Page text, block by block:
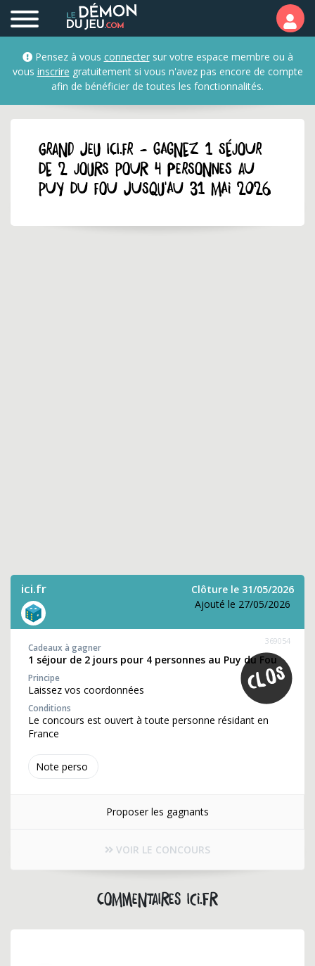
Pensez à vous connectersur votre espace membre ou à
vous inscrire gratuitement si vous n'avez pas encore de compte
afin de bénéficier de toutes les fonctionnalités.
GRAND JEU ici.fr - Gagnez 1 séjour
de 2 jours pour 4 personnes au
Puy du Fou jusqu'au 31 mai 2026
ici.fr
Clôture le 31/05/2026
Ajouté le 27/05/2026
Note perso
369054
Cadeaux à gagner
1 séjour de 2 jours pour 4 personnes au Puy du Fou
Principe
Laissez vos coordonnées
Conditions
Le concours est ouvert à toute personne résidant en
France
Proposer les gagnants
VOIR LE CONCOURS
Commentaires ici.fr